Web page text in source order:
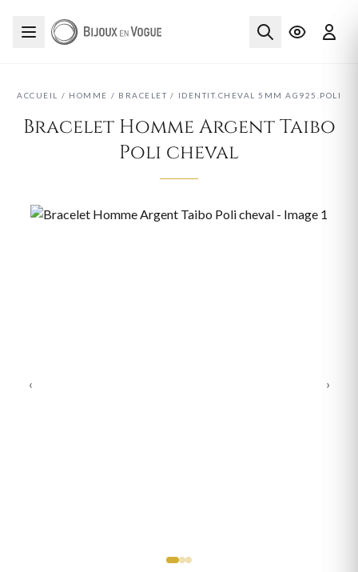
ACCUEIL / HOMME / BRACELET / IDENTIT.CHEVAL 5MM AG925.POLI
Bracelet Homme Argent Taibo
Poli cheval
‹ ›